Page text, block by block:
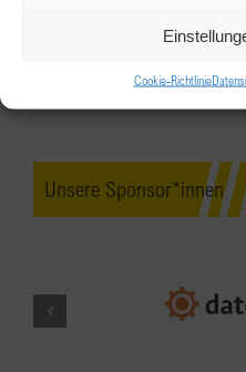
Cookie-Richtlinie
Unsere Sponsor*innen